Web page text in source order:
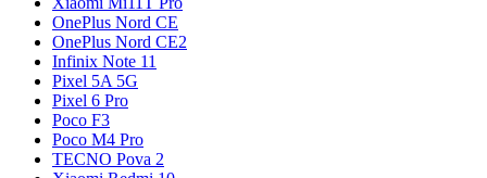
OnePlus Nord CE
OnePlus Nord CE2
Infinix Note 11
Pixel 5A 5G
Pixel 6 Pro
Poco F3
Poco M4 Pro
TECNO Pova 2